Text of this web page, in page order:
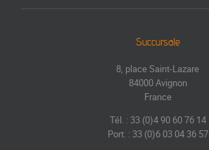
Succursale
8, place Saint-Lazare
84000 Avignon
France
Tél. : 33 (0)4 90 60 76 14
Port. : 33 (0)6 03 04 36 57